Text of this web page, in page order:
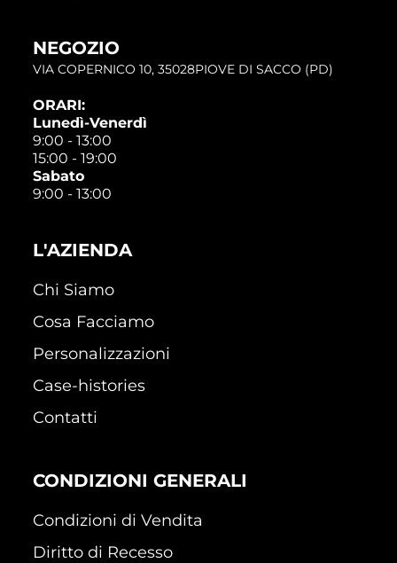
NEGOZIO
VIA COPERNICO 10, 35028PIOVE DI SACCO (PD)
ORARI:
Lunedì-Venerdì
9:00 - 13:00
15:00 - 19:00
Sabato
9:00 - 13:00
L'AZIENDA
Chi Siamo
Cosa Facciamo
Personalizzazioni
Case-histories
Contatti
CONDIZIONI GENERALI
Condizioni di Vendita
Diritto di Recesso